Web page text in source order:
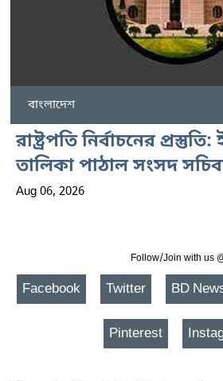
বাংলাদেশ
রাষ্ট্রপতি নির্বাচনের
তালিকা পাঠাল সংসদ
Aug 06, 2026
Follow/Join with us
Facebook Twitter BD
Pinterest